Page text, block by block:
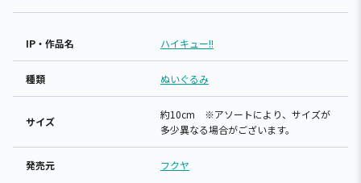
IP・作品名 ハイキュー!!
種類 ぬいぐるみ
サイズ
約10cm ※アソートにより、サイズが
多少異なる場合がございます。
発売元 フクヤ